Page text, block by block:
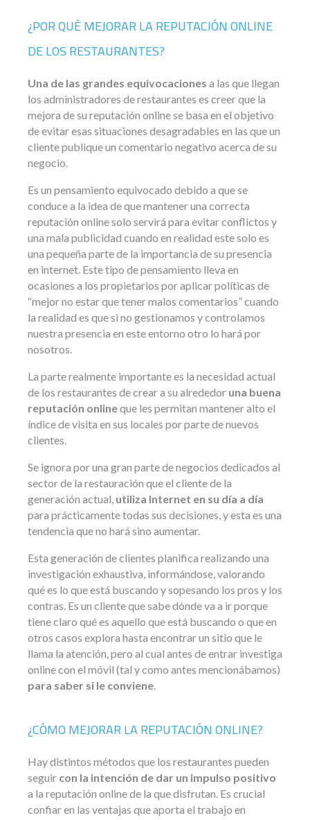
¿POR QUÉ MEJORAR LA REPUTACIÓN ONLINE
DE LOS RESTAURANTES?
Una de las grandes equivocaciones a las que llegan
los administradores de restaurantes es creer que la
mejora de su reputación online se basa en el objetivo
de evitar esas situaciones desagradables en las que un
cliente publique un comentario negativo acerca de su
negocio.
Es un pensamiento equivocado debido a que se
conduce a la idea de que mantener una correcta
reputación online solo servirá para evitar conflictos y
una mala publicidad cuando en realidad este solo es
una pequeña parte de la importancia de su presencia
en internet. Este tipo de pensamiento lleva en
ocasiones a los propietarios por aplicar políticas de
“mejor no estar que tener malos comentarios” cuando
la realidad es que si no gestionamos y controlamos
nuestra presencia en este entorno otro lo hará por
nosotros.
La parte realmente importante es la necesidad actual
de los restaurantes de crear a su alrededor una buena
reputación onlineque les permitan mantener alto el
índice de visita en sus locales por parte de nuevos
clientes.
Se ignora por una gran parte de negocios dedicados al
sector de la restauración que el cliente de la
generación actual, utiliza Internet en su día a día
para prácticamente todas sus decisiones, y esta es una
tendencia que no hará sino aumentar.
Esta generación de clientes planifica realizando una
investigación exhaustiva, informándose, valorando
qué es lo que está buscando y sopesando los pros y los
contras. Es un cliente que sabe dónde va a ir porque
tiene claro qué es aquello que está buscando o que en
otros casos explora hasta encontrar un sitio que le
llama la atención, pero al cual antes de entrar investiga
online con el móvil (tal y como antes mencionábamos)
para saber si le conviene
¿CÓMO MEJORAR LA REPUTACIÓN ONLINE?
Hay distintos métodos que los restaurantes pueden
seguir con la intención de dar un impulso positivo
a la reputación online de la que disfrutan. Es crucial
confiar en las ventajas que aporta el trabajo en